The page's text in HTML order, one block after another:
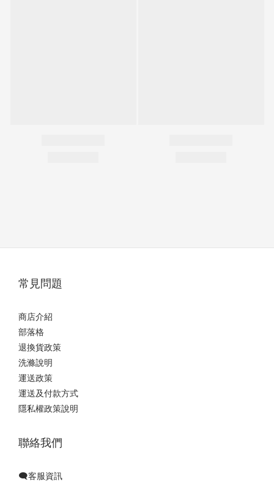
常見問題
商店介紹
部落格
退換貨政策
洗滌說明
運送政策
運送及付款方式
隱私權政策說明
聯絡我們
🗨️客服資訊